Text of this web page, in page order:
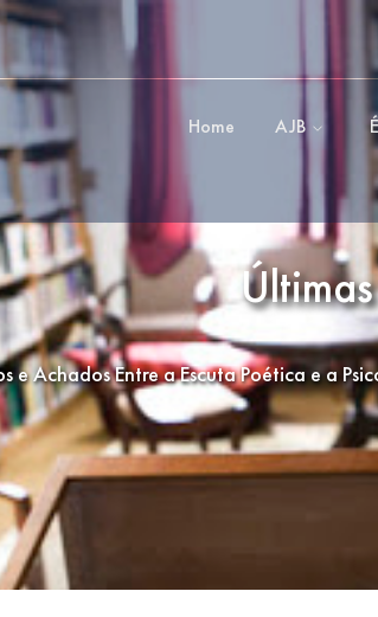
Home AJB
e Achados Entre a Escuta Poética e a